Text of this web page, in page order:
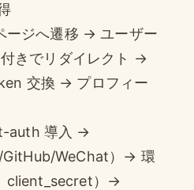
ージへ遷移 → ユーザー
きでリダイレクト →
交換 → プロフィー
auth 導入 →
WeChat）→ 環
client_secret）→